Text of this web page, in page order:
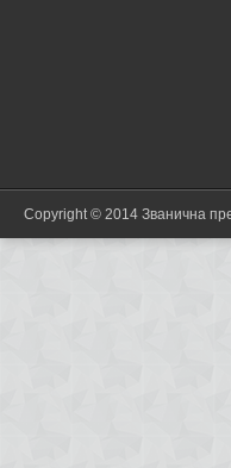
Copyright © 2014 Званична